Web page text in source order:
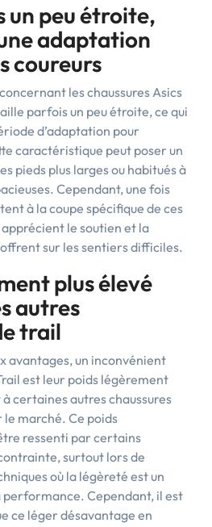
un peu étroite,
adaptation
coureurs
les chaussures Asics
parfois un peu étroite, ce qui
d’adaptation pour
caractéristique peut poser un
pieds plus larges ou habitués à
Cependant, une fois
à la coupe spécifique de ces
le soutien et la
sur les sentiers difficiles.
plus élevé
autres
trail
avantages, un inconvénient
est leur poids légèrement
certaines autres chaussures
marché. Ce poids
ressenti par certains
surtout lors de
où la légèreté est un
Cependant, il est
ce léger désavantage en